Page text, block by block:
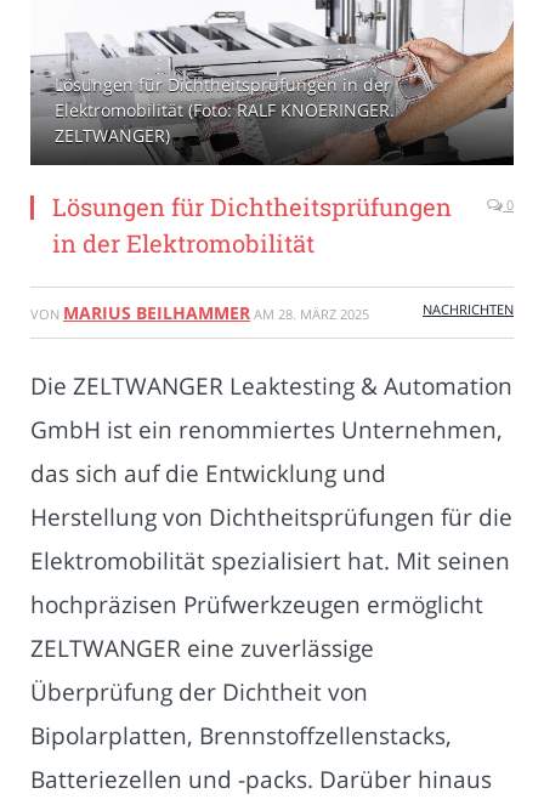
Lösungen für Dichtheitsprüfungen in der
Elektromobilität (Foto: RALF KNOERINGER.
ZELTWANGER)
Lösungen für Dichtheitsprüfungen
in der Elektromobilität
0
VON MARIUS BEILHAMMER AM 28. MÄRZ 2025 NACHRICHTEN
Die ZELTWANGER Leaktesting & Automation
GmbH ist ein renommiertes Unternehmen,
das sich auf die Entwicklung und
Herstellung von Dichtheitsprüfungen für die
Elektromobilität spezialisiert hat. Mit seinen
hochpräzisen Prüfwerkzeugen ermöglicht
ZELTWANGER eine zuverlässige
Überprüfung der Dichtheit von
Bipolarplatten, Brennstoffzellenstacks,
Batteriezellen und -packs. Darüber hinaus